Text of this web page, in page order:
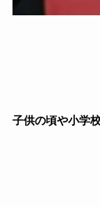
子供の頃や小学